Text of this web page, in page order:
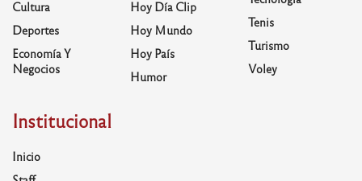
Cultura
Deportes
Economía Y
Negocios
Hoy Día Clip
Hoy Mundo
Hoy País
Humor
Tenis
Turismo
Voley
Institucional
Inicio